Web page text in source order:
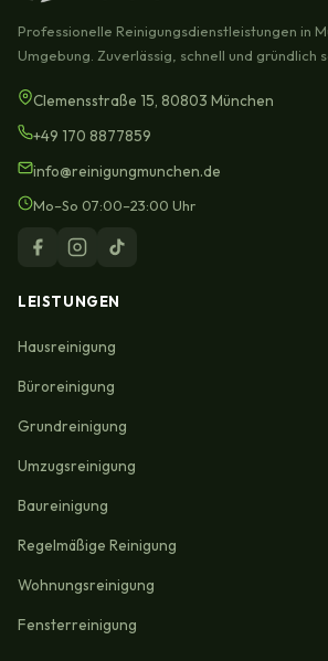
Professionelle Reinigungsdienstleistungen in
Umgebung. Zuverlässig, schnell und gründlich
Clemensstraße 15, 80803 München
+49 170 8877859
info@reinigungmunchen.de
Mo–So 07:00–23:00 Uhr
LEISTUNGEN
Hausreinigung
Büroreinigung
Grundreinigung
Umzugsreinigung
Baureinigung
Regelmäßige Reinigung
Wohnungsreinigung
Fensterreinigung